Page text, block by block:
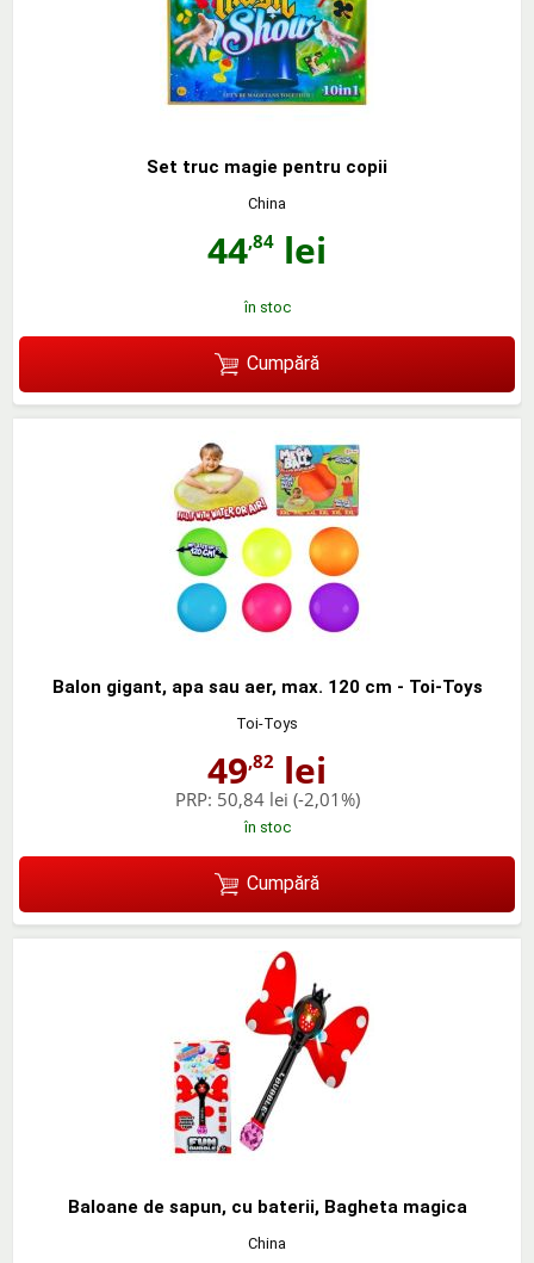
Set truc magie pentru copii
China
44,84 lei
în stoc
Cumpără
Balon gigant, apa sau aer, max. 120 cm - Toi-Toys
Toi-Toys
49,82 lei
PRP: 50,84 lei (-2,01%)
în stoc
Cumpără
Baloane de sapun, cu baterii, Bagheta magica
China